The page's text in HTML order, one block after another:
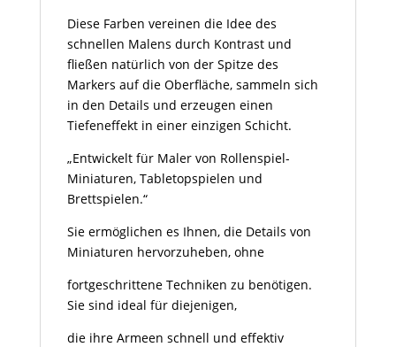
Diese Farben vereinen die Idee des
schnellen Malens durch Kontrast und
fließen natürlich von der Spitze des
Markers auf die Oberfläche, sammeln sich
in den Details und erzeugen einen
Tiefeneffekt in einer einzigen Schicht.
„Entwickelt für Maler von Rollenspiel-
Miniaturen, Tabletopspielen und
Brettspielen.“
Sie ermöglichen es Ihnen, die Details von
Miniaturen hervorzuheben, ohne
fortgeschrittene Techniken zu benötigen.
Sie sind ideal für diejenigen,
die ihre Armeen schnell und effektiv